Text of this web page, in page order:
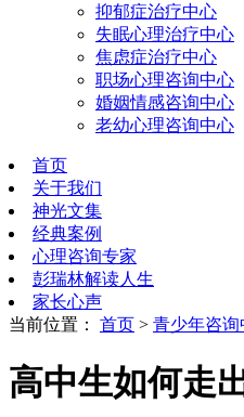
抑郁症治疗中心
失眠心理治疗中心
焦虑症治疗中心
职场心理咨询中心
婚姻情感咨询中心
老幼心理咨询中心
首页
关于我们
神光文集
经典案例
心理咨询专家
彭瑞林解读人生
家长心声
当前位置： 首页 > 青少年咨询
高中生如何走